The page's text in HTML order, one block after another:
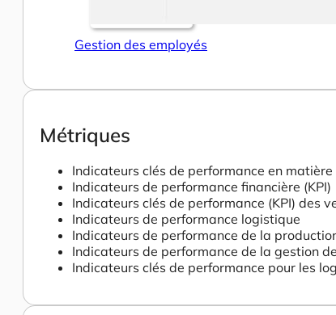
Gestion des employés
Métriques
Indicateurs clés de performance en
Indicateurs de performance financière (KPI)
Indicateurs clés de performance (KPI) des
Indicateurs de performance logistique
Indicateurs de performance de la
Indicateurs de performance de la gestion
Indicateurs clés de performance pour les